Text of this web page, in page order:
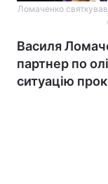
Ломаченко
Василя
партнер по
ситуацію